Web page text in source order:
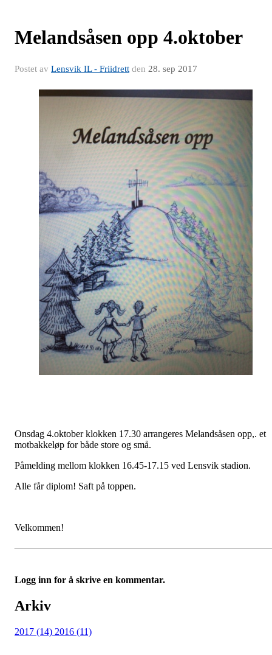
Melandsåsen opp 4.oktober
Postet av Lensvik IL - Friidrett den 28. sep 2017
Onsdag 4.oktober klokken 17.30 arrangeres Melandsåsen opp,. et
motbakkeløp for både store og små.
Påmelding mellom klokken 16.45-17.15 ved Lensvik stadion.
Alle får diplom! Saft på toppen.
Velkommen!
Logg inn for å skrive en kommentar.
Arkiv
2017 (14) 2016 (11)